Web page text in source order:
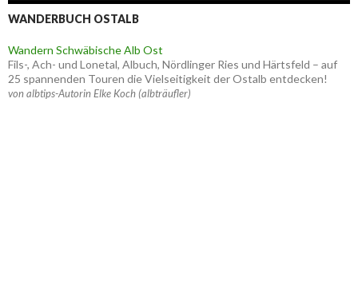
WANDERBUCH OSTALB
Wandern Schwäbische Alb Ost
Fils-, Ach- und Lonetal, Albuch, Nördlinger Ries und Härtsfeld – auf
25 spannenden Touren die Vielseitigkeit der Ostalb entdecken!
von albtips-Autorin Elke Koch (albträufler)